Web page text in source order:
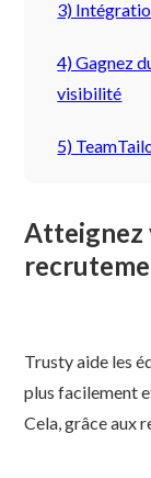
3)
4) Gagnez
visibilité
5)
Atteignez
Trusty aide les
plus facilement
Cela, grâce aux